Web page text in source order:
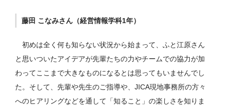
藤田 こなみさん（経営情報学科1年）
初めは全く何も知らない状況から始まって、ふと江原さん
と思いついたアイデアが先輩たちの力やチームでの協力が加
わってここまで大きなものになるとは思ってもいませんでし
た。そして、先輩や先生のご指導や、JICA現地事務所の方々
へのヒアリングなどを通して「知ること」の楽しさを知りま